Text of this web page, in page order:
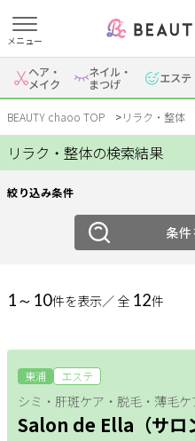
メニュー
すでに会員の方
ログイン
はじ
新
ジャンルで探す
ネイル・まつげ
大人女子トピック
ヘア・
メイク
ネイル・
まつげ エステ
BEAUTY chaoo TOP リラク・整体
リラク・整体の検索結果
絞り込み条件
条
1～10件を表示／ 全 12件
東浦 エステ
シミ・肝斑ケア・脱毛・薄毛
Salon de Ella（サロ
絞り込み
ジャンル
リラク
岡崎・幸田
西尾
東浦
リラクメニュー